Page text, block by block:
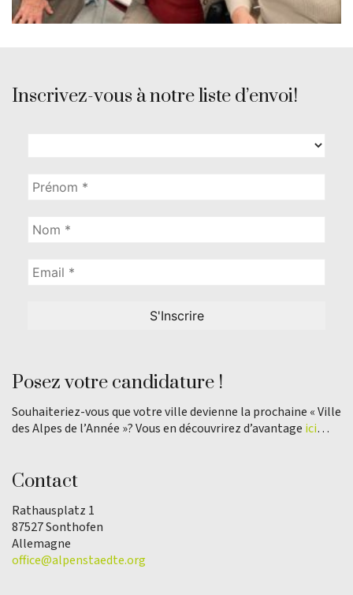
Inscrivez-vous à notre liste d’envoi!
Posez votre candidature !
Souhaiteriez-vous que votre ville devienne la prochaine « Ville
des Alpes de l’Année »? Vous en découvrirez d’avantage ici…
Contact
Rathausplatz 1
87527 Sonthofen
Allemagne
office@alpenstaedte.org